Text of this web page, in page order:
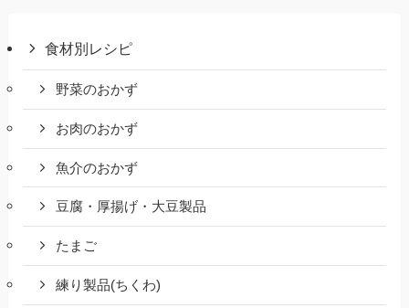
食材別レシピ
野菜のおかず
お肉のおかず
魚介のおかず
豆腐・厚揚げ・大豆製品
たまご
練り製品(ちくわ)